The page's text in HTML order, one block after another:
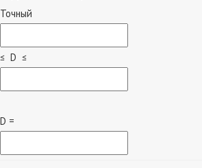
Точный
≤ D ≤
D =